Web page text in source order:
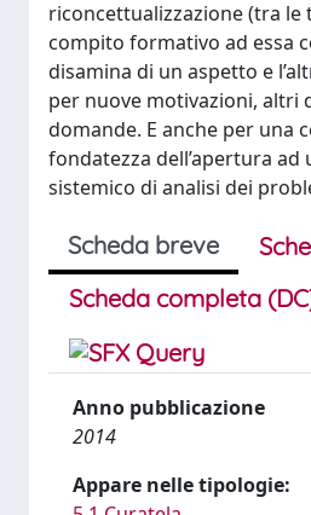
riconcettualizzazione (tra le
compito formativo ad essa
disamina di un aspetto e
per nuove motivazioni, altri
domande. E anche per una
fondatezza dell’apertura ad
sistemico di analisi dei
Scheda breve
Scheda completa
Anno pubblicazione
2014
Appare nelle tipologie: